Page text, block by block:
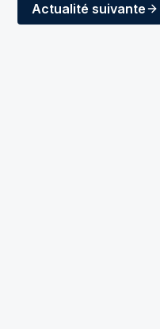
Actualité suivante